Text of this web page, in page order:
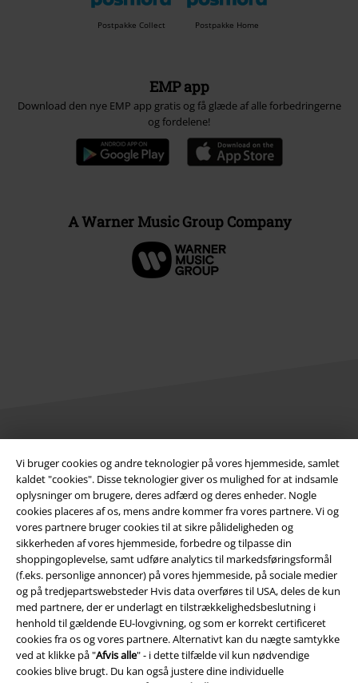
Vi bruger cookies og andre teknologier på vores hjemmeside, samlet
kaldet "cookies". Disse teknologier giver os mulighed for at indsamle
oplysninger om brugere, deres adfærd og deres enheder. Nogle
cookies placeres af os, mens andre kommer fra vores partnere. Vi og
vores partnere bruger cookies til at sikre pålideligheden og
sikkerheden af ​​vores hjemmeside, forbedre og tilpasse din
shoppingoplevelse, samt udføre analytics til markedsføringsformål
(f.eks. personlige annoncer) på vores hjemmeside, på sociale medier
og på tredjepartswebsteder Hvis data overføres til USA, deles de kun
med partnere, der er underlagt en tilstrækkelighedsbeslutning i
henhold til gældende EU-lovgivning, og som er korrekt certificeret
cookies fra os og vores partnere. Alternativt kan du nægte samtykke
ved at klikke på "Afvis alle" - i dette tilfælde vil kun nødvendige
cookies blive brugt. Du kan også justere dine individuelle
Postpakke Collect Postpakke Home
EMP app
Download den nye EMP app gratis og få glæde af alle forbedringerne
og fordelene!
A Warner Music Group Company
Salgs-, medlems- & leveringsbetingelser
Om EMP Danmark
Persondatapolitik
Bortskaffelse af affald og miljøbeskyttelse
Overensstemmelseserklæring
Oplysninger om tilgængelighed